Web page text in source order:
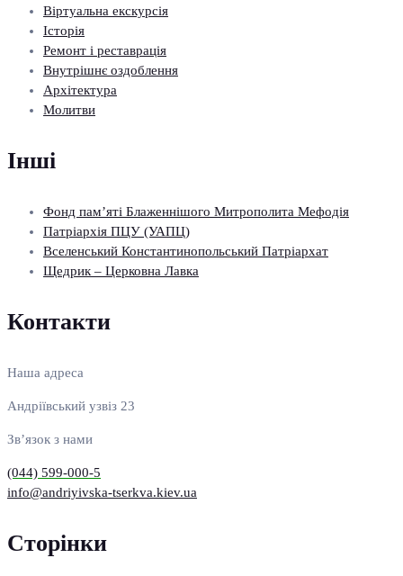
Віртуальна екскурсія
Історія
Ремонт і реставрація
Внутрішнє оздоблення
Архітектура
Молитви
Інші
Фонд пам’яті Блаженнішого Митрополита Мефодія
Патріархія ПЦУ (УАПЦ)
Вселенський Константинопольський Патріархат
Щедрик – Церковна Лавка
Контакти
Наша адреса
Андріївський узвіз 23
Зв’язок з нами
(044) 599-000-5
info@andriyivska-tserkva.kiev.ua
Сторінки